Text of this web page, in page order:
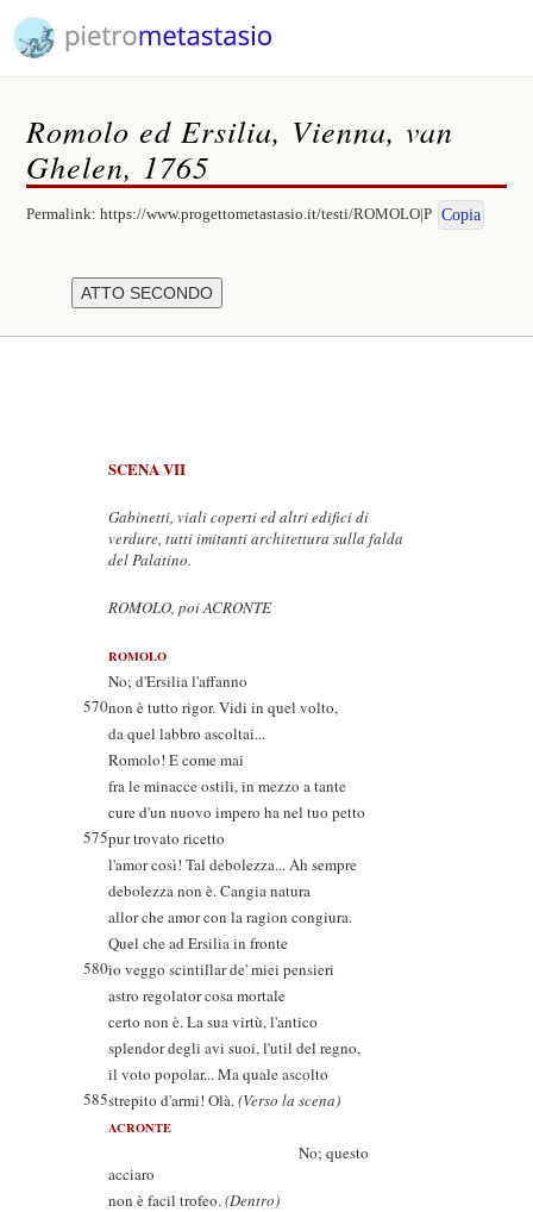
Romolo ed Ersilia, Vienna, van
Ghelen, 1765
Permalink:https://www.progettometastasio.it/testi/ROMOLO|P Copia
SCENA VII
Gabinetti, viali coperti ed altri edifici di
verdure, tutti imitanti architettura sulla falda
del Palatino.
ROMOLO, poi ACRONTE
ROMOLO
No; d'Ersilia l'affanno
570non è tutto rigor. Vidi in quel volto,
da quel labbro ascoltai...
Romolo! E come mai
fra le minacce ostili, in mezzo a tante
cure d'un nuovo impero ha nel tuo petto
575pur trovato ricetto
l'amor così! Tal debolezza... Ah sempre
debolezza non è. Cangia natura
allor che amor con la ragion congiura.
Quel che ad Ersilia in fronte
580io veggo scintillar de' miei pensieri
astro regolator cosa mortale
certo non è. La sua virtù, l'antico
splendor degli avi suoi, l'util del regno,
il voto popolar... Ma quale ascolto
585strepito d'armi! Olà.(Verso la scena)
ACRONTE
No; questo
acciaro
non è facil trofeo.(Dentro)